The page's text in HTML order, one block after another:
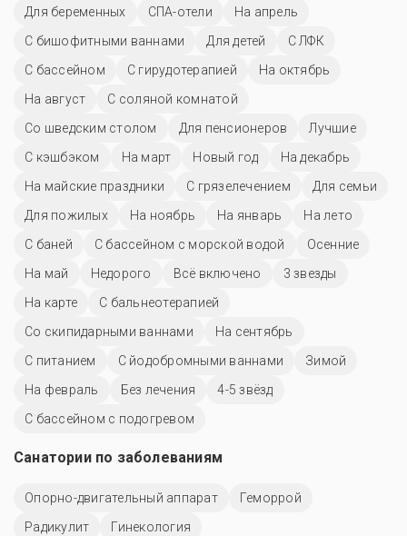
Для беременных
СПА-отели
На апрель
С бишофитными ваннами
Для детей
С ЛФК
C бассейном
С гирудотерапией
На октябрь
На август
С соляной комнатой
Со шведским столом
Для пенсионеров
Лучшие
С кэшбэком
На март Новый год
На декабрь
На майские праздники
С грязелечением
Для семьи
Для пожилых
На ноябрь На январь
На лето
С баней
С бассейном с морской водой
Осенние
На май
Недорого Всё включено
3 звезды
На карте
С бальнеотерапией
Со скипидарными ваннами
На сентябрь
С питанием
С йодобромными ваннами
Зимой
На февраль
Без лечения
4-5 звёзд
С бассейном с подогревом
Санатории по заболеваниям
Опорно-двигательный аппарат
Геморрой
Радикулит
Гинекология